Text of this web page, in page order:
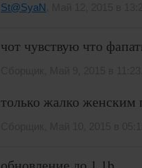
St@SyaN
чот чувствую что
только жалко женским